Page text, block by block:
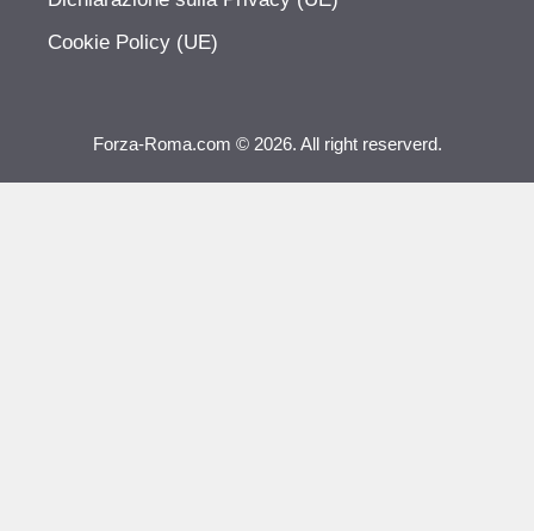
Cookie Policy (UE)
Forza-Roma.com © 2026. All right reserverd.